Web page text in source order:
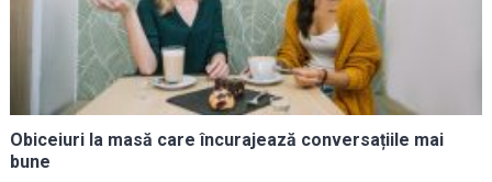
Obiceiuri la masă care încurajează conversațiile mai
bune